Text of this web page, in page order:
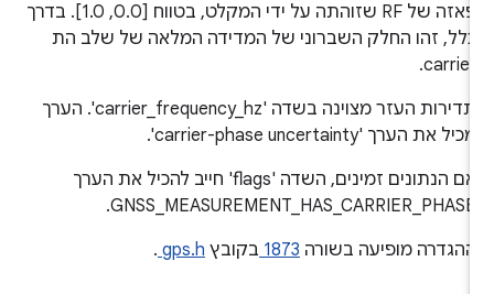
פאזה של RF שזוהתה על ידי המקלט, בטווח [0.0, 1.0]. בדרך
כלל, זהו החלק השברוני של המדידה המלאה של שלב הת
carrier.
תדירות העזר מצוינה בשדה 'carrier_frequency_hz'. הערך
מכיל את הערך 'carrier-phase uncertainty'.
אם הנתונים זמינים, השדה 'flags' חייב להכיל את הערך
GNSS_MEASUREMENT_HAS_CARRIER_PHASE.
ההגדרה מופיעה בשורה1873 בקובץgps.h
.